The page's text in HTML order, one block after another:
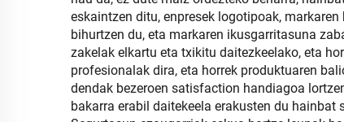
eskaintzen ditu, enpresek logotipoak,
bihurtzen du, eta markaren ikusgarritasuna
zakelak elkartu eta txikitu daitezkeelako, eta
profesionalak dira, eta horrek produktuaren
dendak bezeroen satisfaction handiagoa
bakarra erabil daitekeela erakusten du